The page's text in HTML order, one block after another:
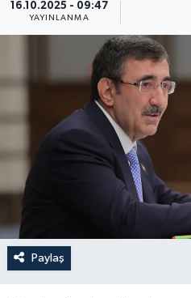
16.10.2025 - 09:47
YAYINLANMA
Paylaş
Güncel
Kültür & Sanat
Magazin
Resmi İlan
Sağlık & Yaşam
Spor